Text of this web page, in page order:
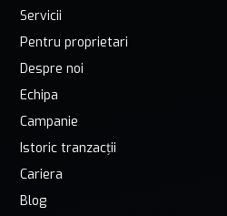
Servicii
Pentru proprietari
Despre noi
Echipa
Campanie
Istoric tranzacții
Cariera
Blog